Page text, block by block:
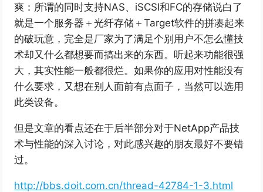
爽：所谓的同时支持NAS、iSCSI和FC的存储说白了
就是一个服务器＋光纤存储＋Target软件的拼凑起来
的破玩意，完全是厂家为了满足个别用户不怎么懂技
术却又什么都想要而搞出来的东西。听起来功能很强
大，其实性能一般都很烂。如果你的应用对性能没有
什么要求，又想在别人面前有点面子，当然可以选用
此类设备。
但是文章的看点还在于后半部分对于NetApp产品技
术与性能的深入讨论，对此感兴趣的朋友最好不要错
过。
http://bbs.doit.com.cn/thread-42784-1-3.html